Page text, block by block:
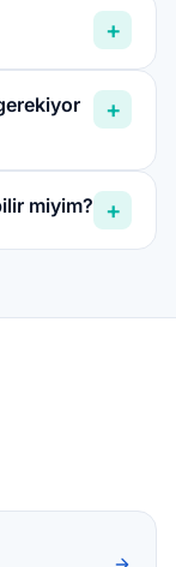
+
+
miyim? +